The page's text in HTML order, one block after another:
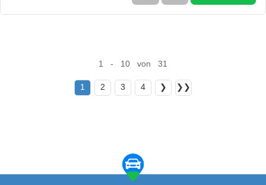
1 - 10 von 31
1 2 3 4 ❯ ❯❯